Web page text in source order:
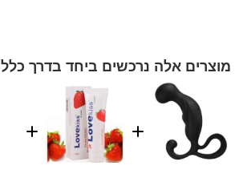
מוצרים אלה נרכשים ביחד בדרך כלל